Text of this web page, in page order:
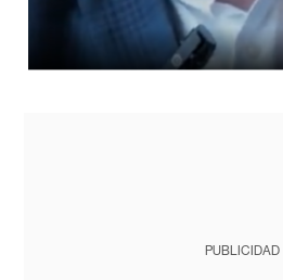
PUBLICIDAD